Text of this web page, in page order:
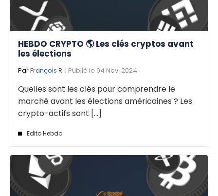
HEBDO CRYPTO 🌎 Les clés cryptos avant
les élections
ParFrançois R. | Publié le 04 Nov. 2024
Quelles sont les clés pour comprendre le
marché avant les élections américaines ? Les
crypto-actifs sont [...]
Edito Hebdo